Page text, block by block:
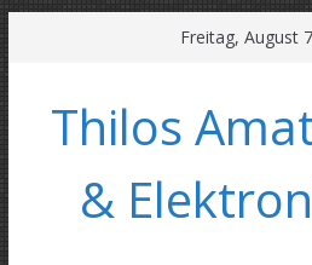
Inhalt
springen
Freitag, August
Thilos
&